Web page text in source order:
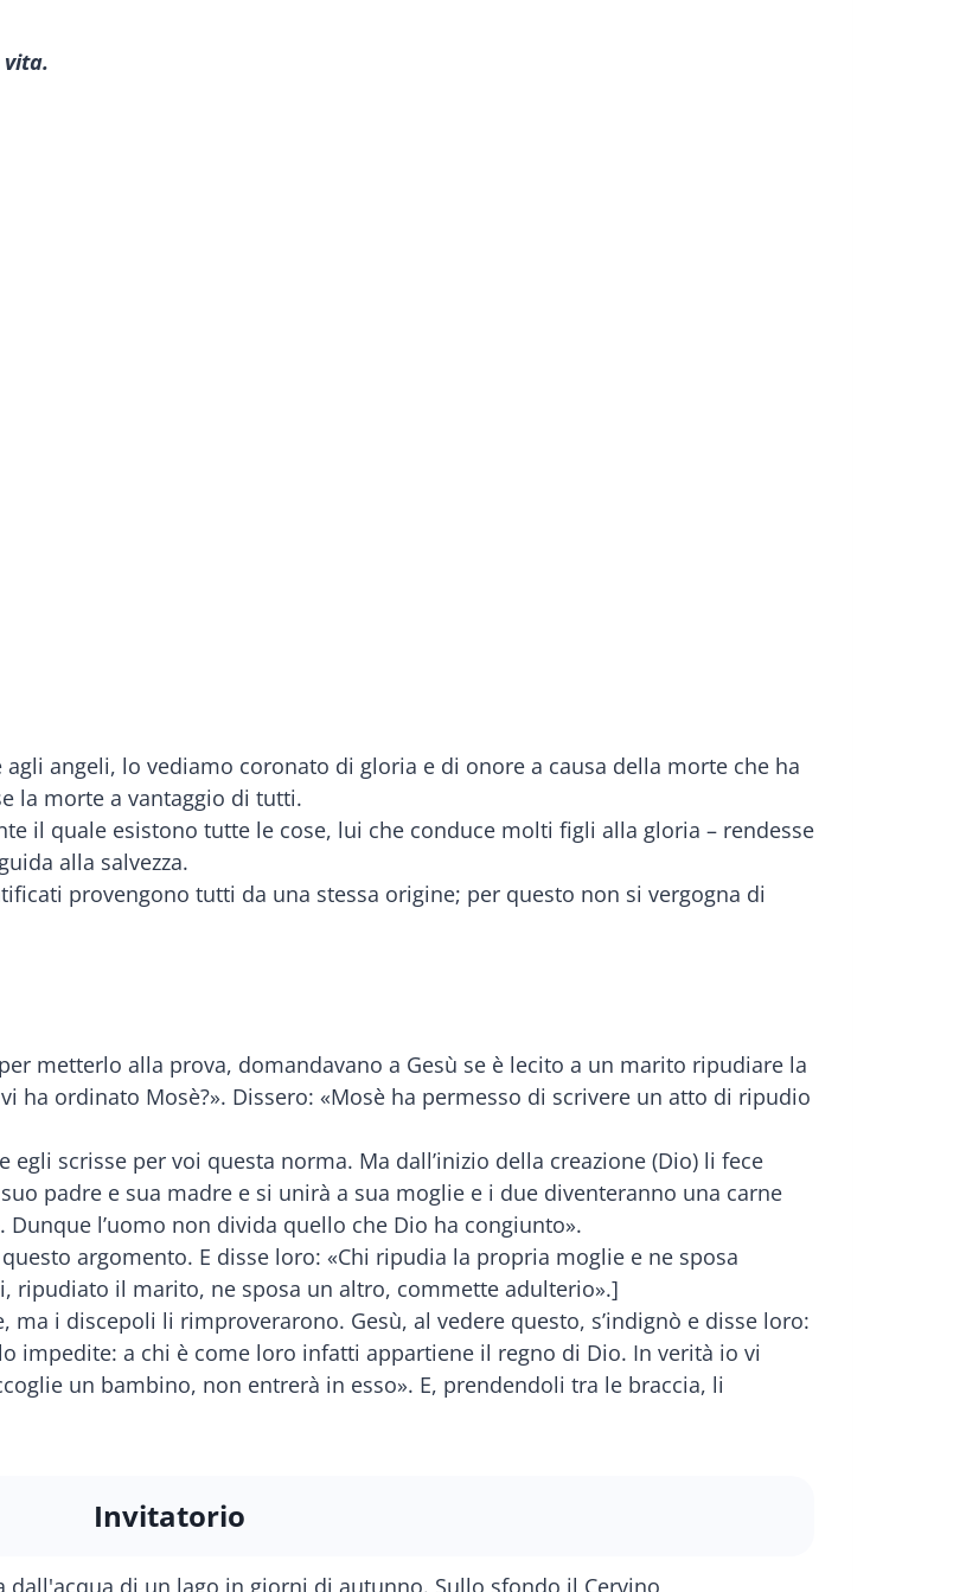
angeli, lo vediamo coronato di gloria e di onore a causa della morte che ha
la morte a vantaggio di tutti.
il quale esistono tutte le cose, lui che conduce molti figli alla gloria – rendesse
alla salvezza.
provengono tutti da una stessa origine; per questo non si vergogna di
metterlo alla prova, domandavano a Gesù se è lecito a un marito ripudiare la
ha ordinato Mosè?». Dissero: «Mosè ha permesso di scrivere un atto di ripudio
egli scrisse per voi questa norma. Ma dall’inizio della creazione (Dio) li fece
padre e sua madre e si unirà a sua moglie e i due diventeranno una carne
l’uomo non divida quello che Dio ha congiunto».
argomento. E disse loro: «Chi ripudia la propria moglie e ne sposa
ripudiato il marito, ne sposa un altro, commette adulterio».]
i discepoli li rimproverarono. Gesù, al vedere questo, s’indignò e disse loro:
impedite: a chi è come loro infatti appartiene il regno di Dio. In verità io vi
un bambino, non entrerà in esso». E, prendendoli tra le braccia, li
Invitatorio